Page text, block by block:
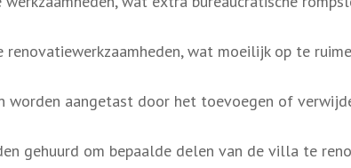
wat moeilijk op te
worden aangetast door het toevoegen of
gehuurd om bepaalde delen van de villa te